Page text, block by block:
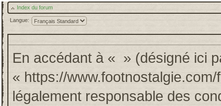
Index du forum
Langue:
En accédant à « » (désigné ici
« https://
légalement responsable des